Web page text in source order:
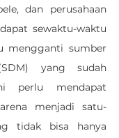
dan perusahaan
sewaktu-waktu
mengganti sumber
yang sudah
perlu mendapat
menjadi satu-
tidak bisa hanya